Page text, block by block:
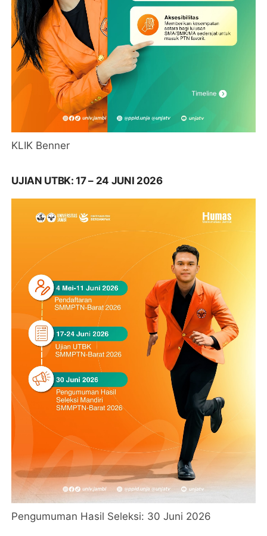
KLIK Benner
UJIAN UTBK: 17 – 24 JUNI 2026
Pengumuman Hasil Seleksi: 30 Juni 2026